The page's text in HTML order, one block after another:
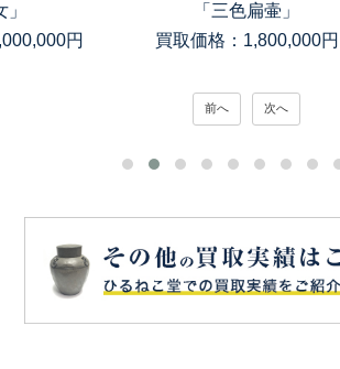
円
「三色扁壷」
買取価格：1,800,000円
前へ 次へ